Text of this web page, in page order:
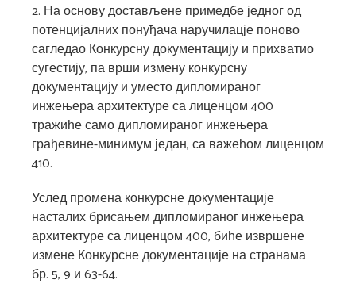
2. На основу достављене примедбе једног од
потенцијалних понуђача наручилацје поново
сагледао Конкурсну документацију и прихватио
сугестију, па врши измену конкурсну
документацију и уместо дипломираног
инжењера архитектуре са лиценцом 400
тражиће само дипломираног инжењера
грађевине-минимум један, са важећом лиценцом
410.
Услед промена конкурсне документације
насталих брисањем дипломираног инжењера
архитектуре са лиценцом 400, биће извршене
измене Конкурсне документације на странама
бр. 5, 9 и 63-64.